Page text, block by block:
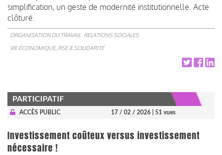
simplification, un geste de modernité institutionnelle. Acte
clôturé.
ORGANISATION DU TRAVAIL RELATIONS SOCIALES
VIE ÉCONOMIQUE, RSE & SOLIDARITÉ
PARTICIPATIF
ACCÈS PUBLIC 17 / 02 / 2026 | 51 vues
Investissement coûteux versus investissement
nécessaire !